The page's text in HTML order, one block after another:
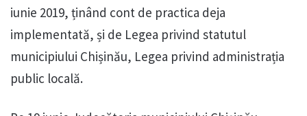
iunie 2019, ținând cont de practica deja
implementată, și de Legea privind statutul
municipiului Chișinău, Legea privind administrația
public locală.